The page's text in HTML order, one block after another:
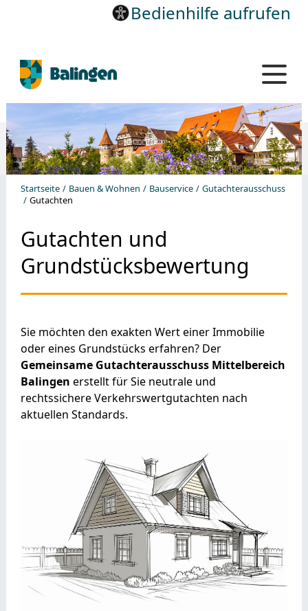
Bedienhilfe aufrufen
Startseite Bauen & Wohnen Bauservice
Gutachterausschuss
Gutachten
Gutachten und
Grundstücksbewertung
Sie möchten den exakten Wert einer Immobilie
oder eines Grundstücks erfahren? Der
Gemeinsame Gutachterausschuss Mittelbereich
Balingen erstellt für Sie neutrale und
rechtssichere Verkehrswertgutachten nach
aktuellen Standards.